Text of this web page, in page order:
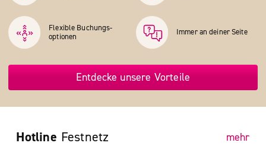
Flexible Buchungs­
optionen
Immer an deiner Seite
Entdecke unsere Vorteile
Hotline Festnetz mehr